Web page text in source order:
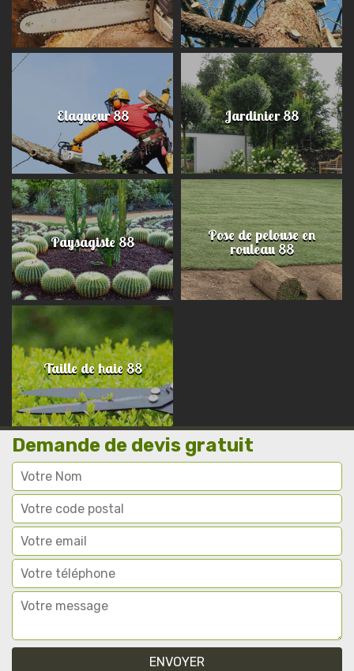
Elagueur 88 Jardinier 88
Paysagiste 88 Pose de pelouse en
rouleau 88
Taille de haie 88
Demande de devis gratuit